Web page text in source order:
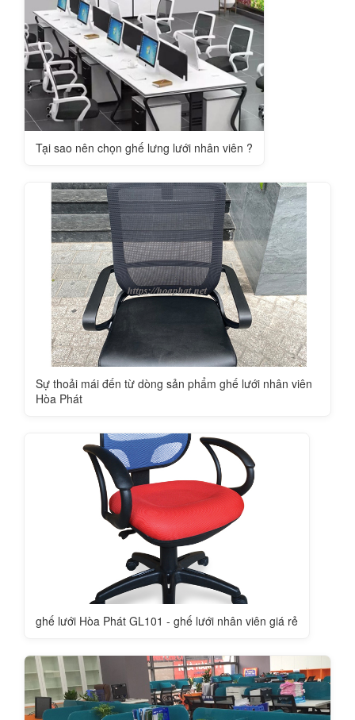
Tại sao nên chọn ghế lưng lưới nhân viên ?
Sự thoải mái đến từ dòng sản phẩm ghế lưới nhân viên
Hòa Phát
ghế lưới Hòa Phát GL101 - ghế lưới nhân viên giá rẻ